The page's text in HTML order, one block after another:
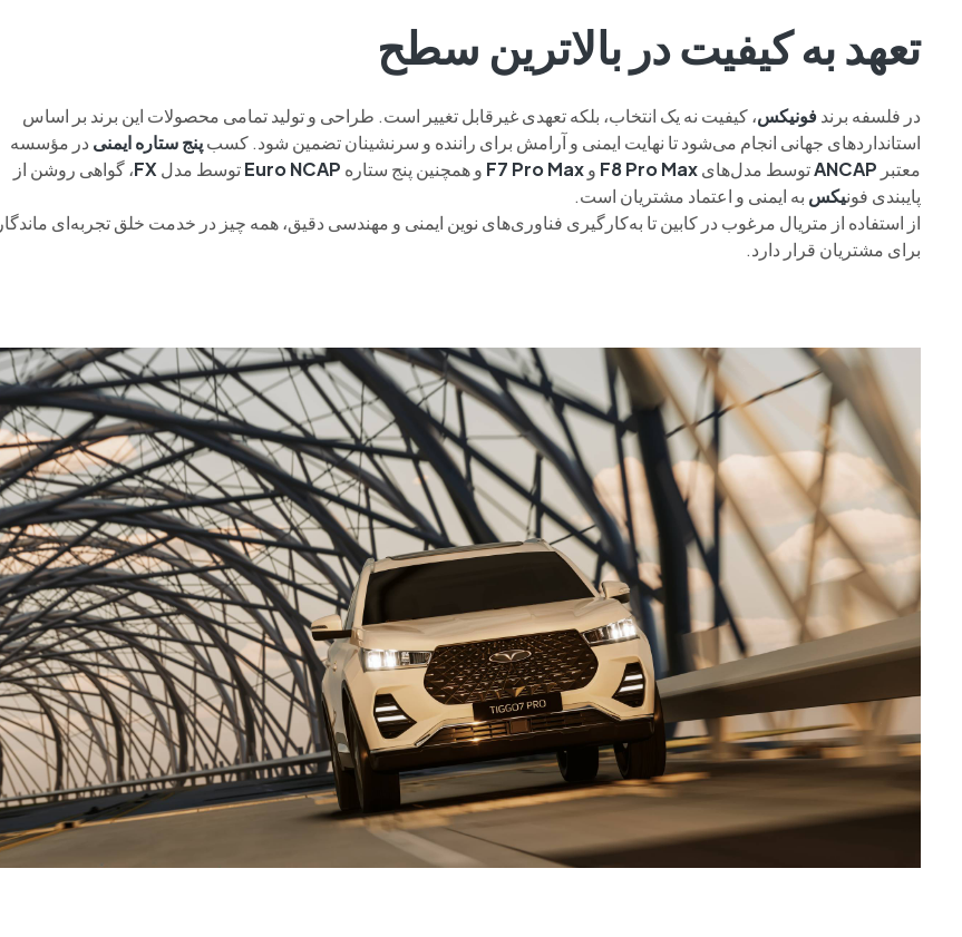
تعهد به کیفیت در بالاترین سطح
در فلسفه برندفونیکس، کیفیت نه یک انتخاب، بلکه تعهدی غیرقابل تغییر است. طراحی و تولید تمامی محصولات این برند بر اساس
استانداردهای جهانی انجام می‌شود تا نهایت ایمنی و آرامش برای راننده و سرنشینان تضمین شود. کسبپنج ستاره ایمنی در مؤسسه
معتبر ANCAPتوسط مدل‌هایF8 Pro Max و و همچنین پنج ستاره Euro NCAPتوسط مدل FX، گواهی روشن از
پایبندی فونیکس به ایمنی و اعتماد مشتریان است.
از استفاده از متریال مرغوب در کابین تا به‌کارگیری فناوری‌های نوین ایمنی و مهندسی دقیق، همه چیز در خدمت خلق تجربه‌ای ماندگار
برای مشتریان قرار دارد.